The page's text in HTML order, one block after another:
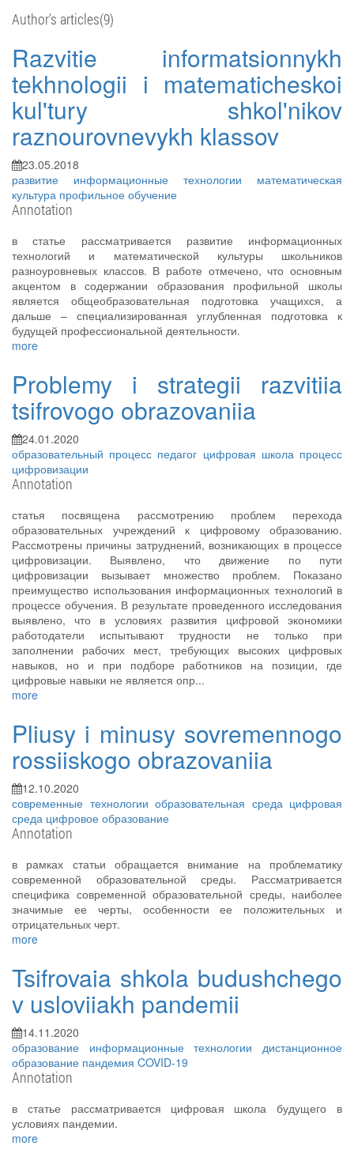
Author's articles(9)
Razvitie informatsionnykh
tekhnologii i matematicheskoi
kul'tury shkol'nikov
raznourovnevykh klassov
23.05.2018
развитие информационные технологии математическая
культура профильное обучение
Annotation
в статье рассматривается развитие информационных
технологий и математической культуры школьников
разноуровневых классов. В работе отмечено, что основным
акцентом в содержании образования профильной школы
является общеобразовательная подготовка учащихся, а
дальше – специализированная углубленная подготовка к
будущей профессиональной деятельности.
more
Problemy i strategii razvitiia
tsifrovogo obrazovaniia
24.01.2020
образовательный процесс педагог цифровая школа процесс
цифровизации
Annotation
статья посвящена рассмотрению проблем перехода
образовательных учреждений к цифровому образованию.
Рассмотрены причины затруднений, возникающих в процессе
цифровизации. Выявлено, что движение по пути
цифровизации вызывает множество проблем. Показано
преимущество использования информационных технологий в
процессе обучения. В результате проведенного исследования
выявлено, что в условиях развития цифровой экономики
работодатели испытывают трудности не только при
заполнении рабочих мест, требующих высоких цифровых
навыков, но и при подборе работников на позиции, где
цифровые навыки не является опр...
more
Pliusy i minusy sovremennogo
rossiiskogo obrazovaniia
12.10.2020
современные технологии образовательная среда цифровая
среда цифровое образование
Annotation
в рамках статьи обращается внимание на проблематику
современной образовательной среды. Рассматривается
специфика современной образовательной среды, наиболее
значимые ее черты, особенности ее положительных и
отрицательных черт.
more
Tsifrovaia shkola budushchego
v usloviiakh pandemii
14.11.2020
образование информационные технологиидистанционное
образование пандемия COVID-19
Annotation
в статье рассматривается цифровая школа будущего в
условиях пандемии.
more